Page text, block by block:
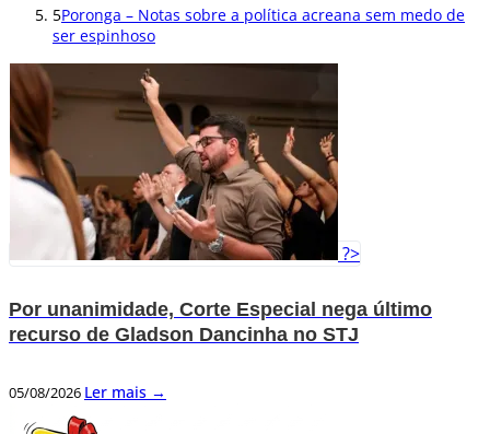
5Poronga – Notas sobre a política acreana sem medo de
ser espinhoso
?>
Por unanimidade, Corte Especial nega último
recurso de Gladson Dancinha no STJ
05/08/2026 Ler mais →